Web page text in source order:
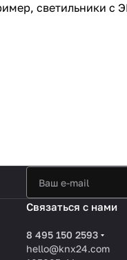
светильники
Связаться с нами
8 495 150 2593
hello@knx24.com